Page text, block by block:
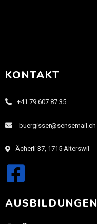
KONTAKT
+41 79 607 87 35
buergisser@sensemail.ch
Ächerli 37, 1715 Alterswil
AUSBILDUNGEN